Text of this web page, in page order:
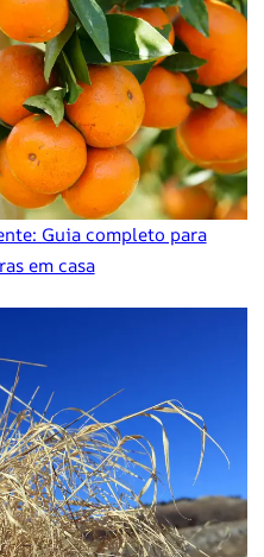
Guia completo para
em casa